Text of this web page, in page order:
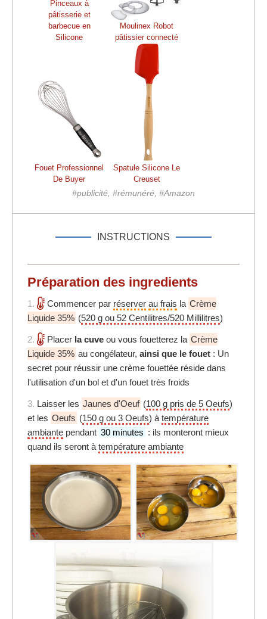
Pinceaux à
pâtisserie et
barbecue en
Silicone
Moulinex Robot
pâtissier connecté
Fouet Professionnel
De Buyer
Spatule Silicone Le
Creuset
#publicité, #rémunéré, #Amazon
INSTRUCTIONS
Préparation des ingredients
1. Commencer par réserver au frais la Crème
Liquide 35% (520 g ou 52 Centilitres/520 Millilitres)
2. Placer la cuve ou vous fouetterez la Crème
Liquide 35% au congélateur, ainsi que le fouet : Un
secret pour réussir une crème fouettée réside dans
l'utilisation d'un bol et d'un fouet très froids
3. Laisser les Jaunes d'Oeuf (100 g pris de 5 Oeufs)
et les Oeufs (150 g ou 3 Oeufs) à température
ambiante pendant 30 minutes : ils monteront mieux
quand ils seront à température ambiante